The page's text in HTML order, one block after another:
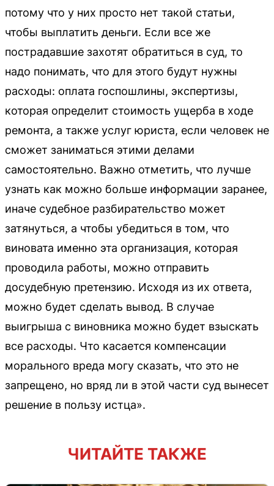
потому что у них просто нет такой статьи,
чтобы выплатить деньги. Если все же
пострадавшие захотят обратиться в суд, то
надо понимать, что для этого будут нужны
расходы: оплата госпошлины, экспертизы,
которая определит стоимость ущерба в ходе
ремонта, а также услуг юриста, если человек не
сможет заниматься этими делами
самостоятельно. Важно отметить, что лучше
узнать как можно больше информации заранее,
иначе судебное разбирательство может
затянуться, а чтобы убедиться в том, что
виновата именно эта организация, которая
проводила работы, можно отправить
досудебную претензию. Исходя из их ответа,
можно будет сделать вывод. В случае
выигрыша с виновника можно будет взыскать
все расходы. Что касается компенсации
морального вреда могу сказать, что это не
запрещено, но вряд ли в этой части суд вынесет
решение в пользу истца».
ЧИТАЙТЕ ТАКЖЕ